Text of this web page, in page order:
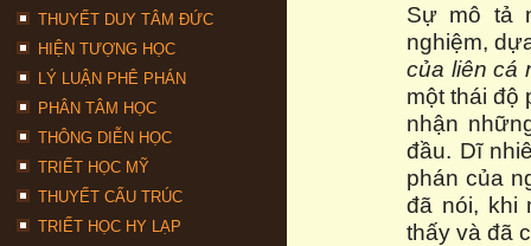
THUYẾT DUY TÂM ĐỨC
HIỆN TƯỢNG HỌC
LÝ LUẬN PHÊ PHÁN
PHÂN TÂM HỌC
THÔNG DIỄN HỌC
TRIẾT HỌC MỸ
THUYẾT CẤU TRÚC
TRIẾT HỌC HY LẠP
Sự mô tả
nghiệm,
của liên cá
một thái độ
nhận
đầu. Dĩ
phán của
đã nói, khi
thấy và đã